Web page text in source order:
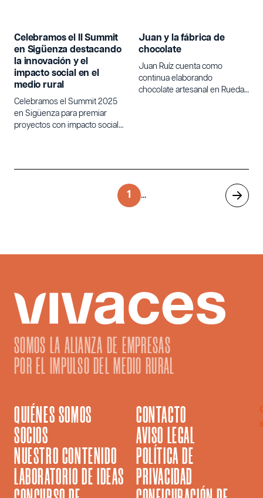
Celebramos el II Summit
en Sigüenza destacando
la innovación y el
impacto social en el
medio rural
Celebramos el Summit 2025
en Sigüenza para premiar
proyectos con impacto social y
Juan y la fábrica de
chocolate
Juan Ruíz cuenta como
continua elaborando
chocolate artesanal en Rueda
1 ...
SOMOS LA ALIANZA DE EMPRESAS
POR EL IMPULSO DEL MEDIO RURAL
QUIÉNES SOMOS
SOCIOS
NUESTRO CONTENIDO
LABORATORIO DE IDEAS
CONTACTO
AVISO LEGAL
POLÍTICA DE
PRIVACIDAD